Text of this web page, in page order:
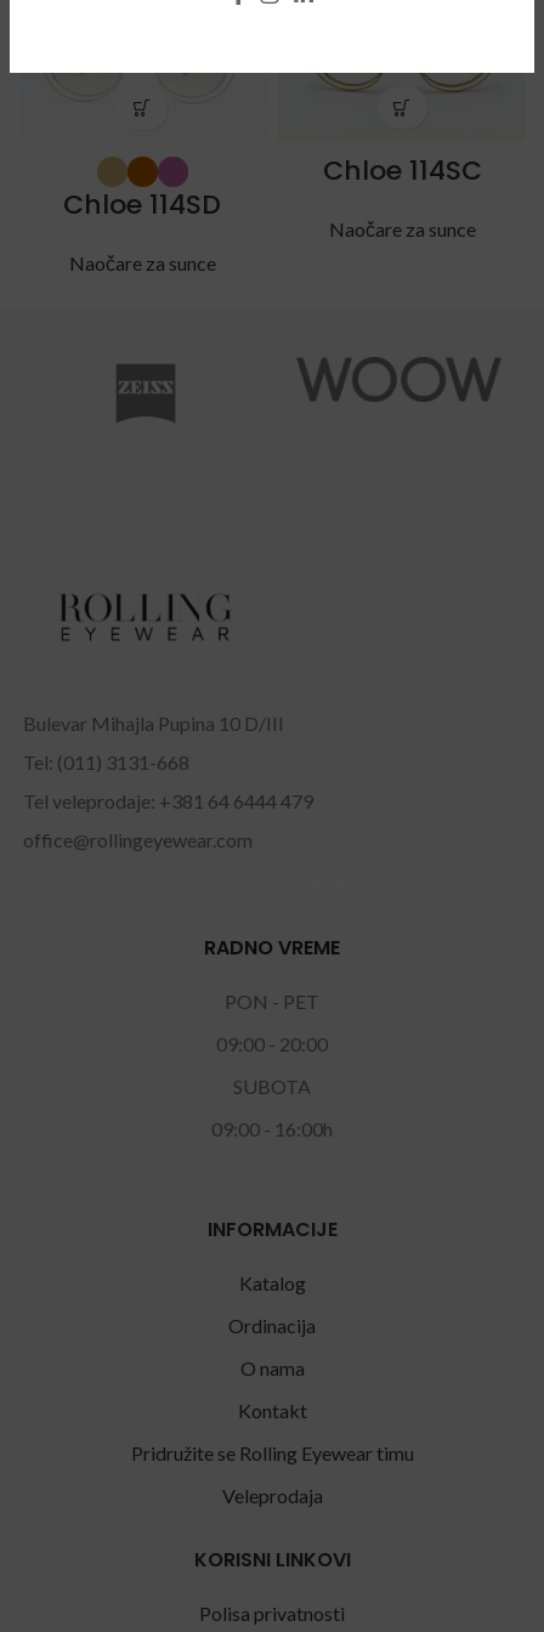
Chloe 114SD
Naočare za sunce
Chloe 114SC
Naočare za sunce
Bulevar Mihajla Pupina 10 D/III
Tel: (011) 3131-668
Tel veleprodaje: +381 64 6444 479
office@rollingeyewear.com
RADNO VREME
PON - PET
09:00 - 20:00
SUBOTA
09:00 - 16:00h
INFORMACIJE
Katalog
Ordinacija
O nama
Kontakt
Pridružite se Rolling Eyewear timu
Veleprodaja
KORISNI LINKOVI
Polisa privatnosti